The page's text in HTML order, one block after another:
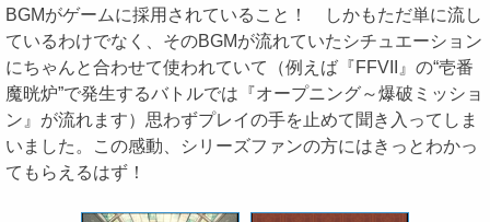
BGMがゲームに採用されていること！ しかもただ単に流し
ているわけでなく、そのBGMが流れていたシチュエーション
にちゃんと合わせて使われていて（例えば『FFVII』の“壱番
魔晄炉”で発生するバトルでは『オープニング～爆破ミッショ
ン』が流れます）思わずプレイの手を止めて聞き入ってしま
いました。この感動、シリーズファンの方にはきっとわかっ
てもらえるはず！